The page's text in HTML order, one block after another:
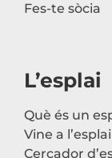
Fes-te sòcia
L’esplai
Què és un
Vine a l’esplai
Cercador